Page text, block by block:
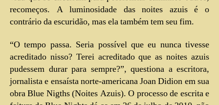
recomeços. A luminosidade das noites azuis é o
contrário da escuridão, mas ela também tem seu fim.
“O tempo passa. Seria possível que eu nunca tivesse
acreditado nisso? Terei acreditado que as noites azuis
pudessem durar para sempre?”, questiona a escritora,
jornalista e ensaísta norte-americana Joan Didion em sua
obra Blue Nigths (Noites Azuis). O processo de escrita e